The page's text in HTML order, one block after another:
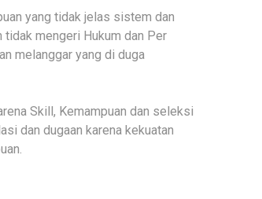
yang tidak jelas sistem dan
tidak mengeri Hukum dan Per
melanggar yang di duga
Skill, Kemampuan dan seleksi
dan dugaan karena kekuatan